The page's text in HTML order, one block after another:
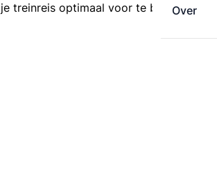
Over
treinreis optimaal voor te bereiden.